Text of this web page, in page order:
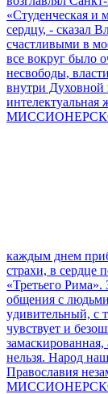
«Студенческая и
сердцу, - сказал
счастливыми в
все вокруг было
несвободы,
внутри
интелектуальная
каждым днем
страхи, в сердце
«Третьего
общения с
удивительный, с
чувствует и
нельзя. Народ
Православия